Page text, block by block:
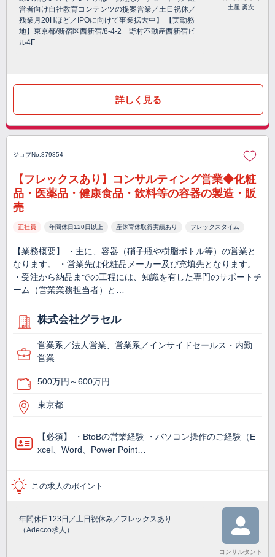
営者向け自社教育コンテンツの提案営業／土日祝休／
残業月20Hほど／IPOに向けて事業拡大中】 【実勤務
地】東京都/新宿区西新宿/8-4-2 野村不動産西新宿ビ
ル4F
土屋 勇次
詳しく見る
ジョブNo.879854
【フレックスあり】コンサルティング営業◆化粧
品・医薬品・健康食品・飲料等の容器の製造・販
売
正社員 年間休日120日以上 産休育休取得実績あり フレックスタイム
【業務概要】 ・主に、容器（硝子瓶や樹脂ボトル等）の営業と
なります。 ・営業先は化粧品メーカー及び充填先となります。
・受注から納品までの工程には、知識を有した専門のサポートチ
ーム（営業業務担当者）と…
株式会社グラセル
営業系／法人営業、営業系／インサイドセールス・内勤
営業
500万円～600万円
東京都
【必須】 ・BtoBの営業経験 ・パソコン操作のご経験（E
xcel、Word、Power Point…
この求人のポイント
年間休日123日／土日祝休み／フレックスあり
（Adecco求人）
コンサルタント